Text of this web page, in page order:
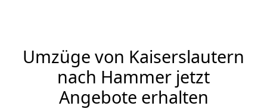
Umzüge von Kaiserslautern
nach Hammer jetzt
Angebote erhalten